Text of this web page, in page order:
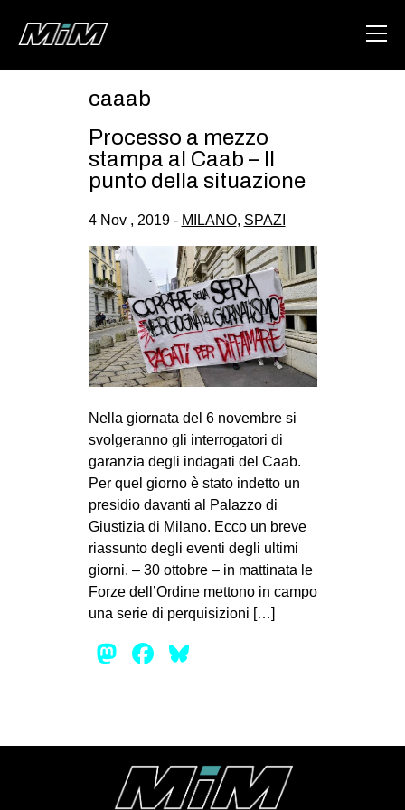
ABOUT
DEGENERAZIONE
GAZA FREESTYLE
CSOA LAMBRETTA
MSM
STUDENTI TSUNAMI
ZAM
MILANO
MOBILITAZIONI
SPAZI
SPORT POPOLARE
MOVIMENTI
AMBIENTE
ANTIFASCISMO
STUDENTI
caaab
Processo a mezzo
stampa al Caab – Il
punto della situazione
4 Nov , 2019 - MILANO, SPAZI
Nella giornata del 6 novembre si
svolgeranno gli interrogatori di
garanzia degli indagati del Caab.
Per quel giorno è stato indetto un
presidio davanti al Palazzo di
Giustizia di Milano. Ecco un breve
riassunto degli eventi degli ultimi
giorni. – 30 ottobre – in mattinata le
Forze dell’Ordine mettono in campo
una serie di perquisizioni […]
Mastodon
Facebook